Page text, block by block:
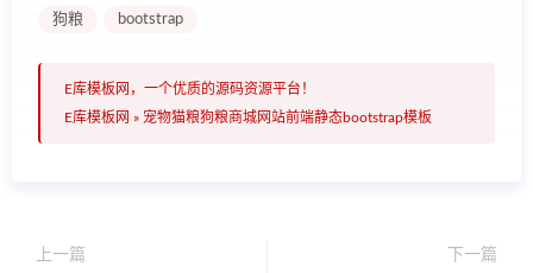
狗粮 bootstrap
E库模板网，一个优质的源码资源平台！
E库模板网 » 宠物猫粮狗粮商城网站前端静态bootstrap模板
上一篇 下一篇